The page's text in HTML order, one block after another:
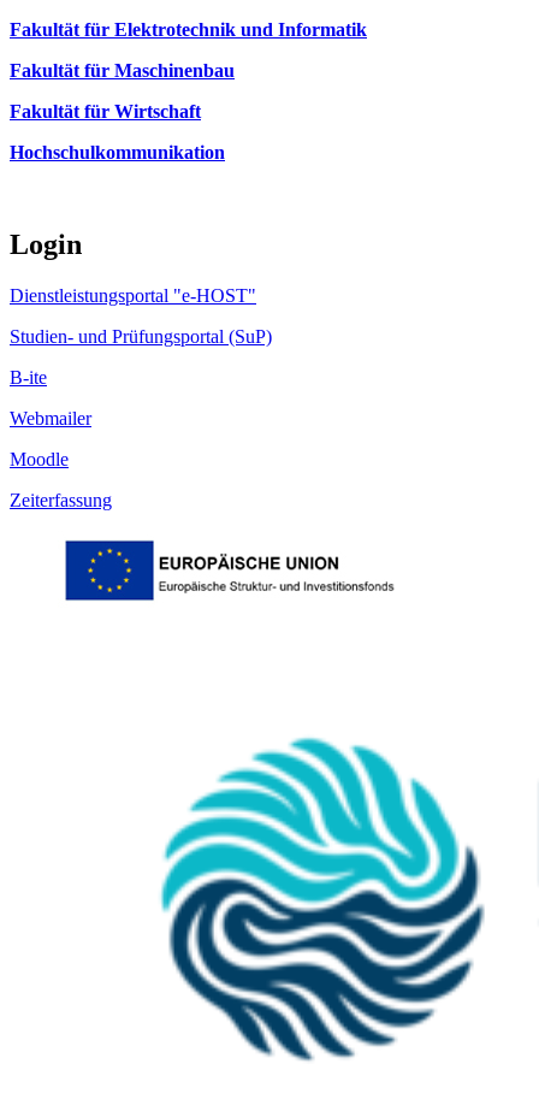
Fakultät für Elektrotechnik und Informatik
Fakultät für Maschinenbau
Fakultät für Wirtschaft
Hochschulkommunikation
Login
Dienstleistungsportal "e-HOST"
Studien- und Prüfungsportal (SuP)
B-ite
Webmailer
Moodle
Zeiterfassung